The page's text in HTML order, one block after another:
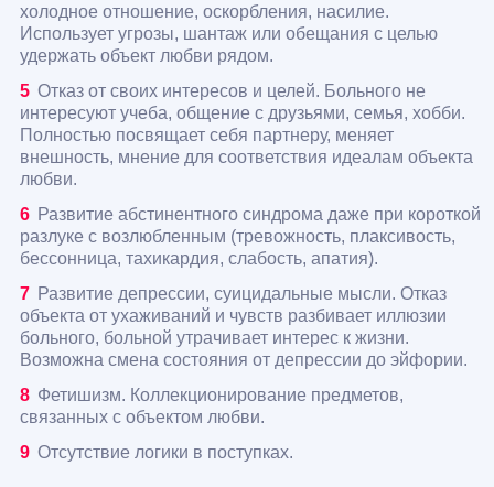
холодное отношение, оскорбления, насилие.
Использует угрозы, шантаж или обещания с целью
удержать объект любви рядом.
Отказ от своих интересов и целей. Больного не
интересуют учеба, общение с друзьями, семья, хобби.
Полностью посвящает себя партнеру, меняет
внешность, мнение для соответствия идеалам объекта
любви.
Развитие абстинентного синдрома даже при короткой
разлуке с возлюбленным (тревожность, плаксивость,
бессонница, тахикардия, слабость, апатия).
Развитие депрессии, суицидальные мысли. Отказ
объекта от ухаживаний и чувств разбивает иллюзии
больного, больной утрачивает интерес к жизни.
Возможна смена состояния от депрессии до эйфории.
Фетишизм. Коллекционирование предметов,
связанных с объектом любви.
Отсутствие логики в поступках.